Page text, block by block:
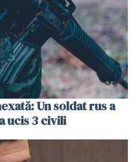
Un soldat rus a
ucis 3 civili